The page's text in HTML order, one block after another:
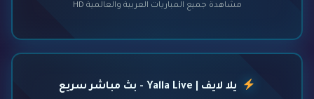
مشاهدة جميع المباريات العربية والعالمية HD
يلا لايف | Yalla Live - بث مباشر سريع